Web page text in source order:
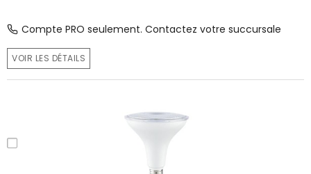
Compte PRO seulement. Contactez votre succursale
VOIR LES DÉTAILS